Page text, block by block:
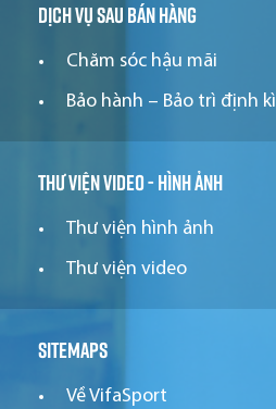
Dịch vụ sau bán hàng
Chăm sóc hậu mãi
Bảo hành – Bảo trì định kì
Thư viện video - hình ảnh
Thư viện hình ảnh
Thư viện video
Sitemaps
Về VifaSport